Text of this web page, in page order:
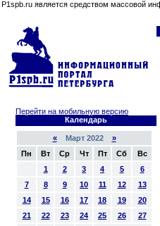
P1spb.ru является средством массовой
Перейти на мобильную версию
Календарь
«Март 2022 »
Пн
Вт Ср Чт Пт Сб
Вс
1
2 3 4 5
6
7
8 9 10 11 12
13
14
15 16 17 18 19
20
21
22 23 24 25 26
27